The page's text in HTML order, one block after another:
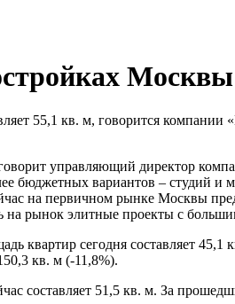
55,1 кв. м, говорится компании
управляющий директор
бюджетных вариантов – студий
на первичном рынке Москвы
на рынок элитные проекты с
квартир сегодня составляет
кв. м (-11,8%).
составляет 51,5 кв. м. За